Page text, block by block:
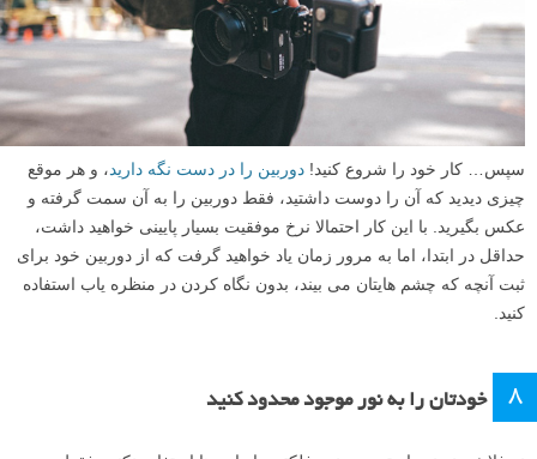
۷ بدون نگاه کردن در منظره یاب هم سطح ران عکس بگیرید
برایعکاسی خیابانی
معمولا باید دیده نشده و با محیط اطراف خود درآمیزید.
اگر سوژه شما متوجه شود که دارید از او عکس می گیرید، اغلب دیگر برای
گرفتن عکسی که در ابتدا دیدید، خیلی دیر شده است.
بسیاری از عکاسان خیابانی دوست دارند از «سطح مفصل ران» عکس بگیرند
تا کسی متوجه آنها نشود. شما باید از یک دیافراگم بسته استفاده کنید تا عمق
میدان زیادی به دست آورید و دوربین خود را از قبل بر روی جایی که فکر می
کنید سوژه شما در آنجا قرار خواهد گرفت، فوکوس کنید.